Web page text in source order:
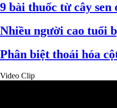
9 bài thuốc từ cây sen
Nhiều người cao tuổi
Phân biệt thoái hóa
Video Clip